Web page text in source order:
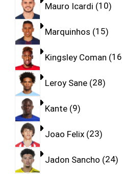
Mauro Icardi 10
Marquinhos 15
Kingsley Coman 16
Leroy Sane 28
Kante 9
Joao Felix 23
Jadon Sancho 24